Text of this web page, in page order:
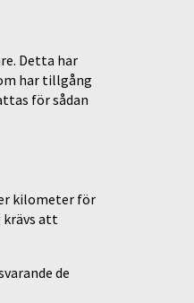
Detta har
har tillgång
för sådan
kilometer för
krävs att
de